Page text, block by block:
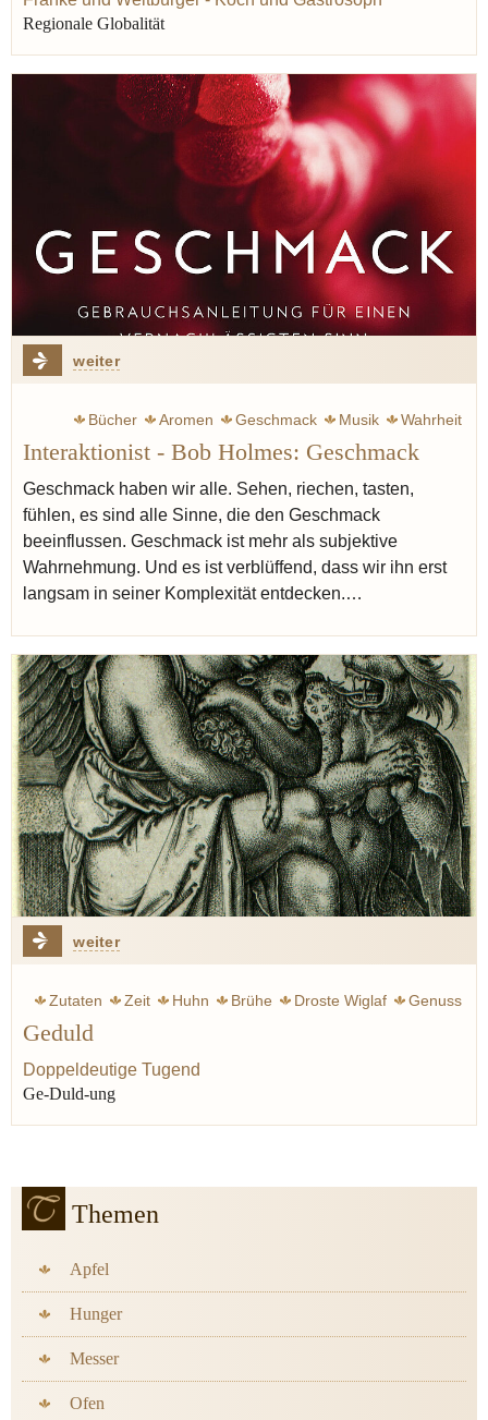
Regionale Globalität
weiter
Bücher Aromen Geschmack Musik
Wahrheit
Moderne
Mundgefühl
Interaktionist - Bob Holmes: Geschmack
Geschmack haben wir alle. Sehen, riechen, tasten,
fühlen, es sind alle Sinne, die den Geschmack
beeinflussen. Geschmack ist mehr als subjektive
Wahrnehmung. Und es ist verblüffend, dass wir ihn erst
langsam in seiner Komplexität entdecken.…
weiter
Zutaten Zeit Huhn Brühe Droste Wiglaf
Genuss
Geduld
Doppeldeutige Tugend
Ge-Duld-ung
Themen
Apfel
Hunger
Messer
Ofen